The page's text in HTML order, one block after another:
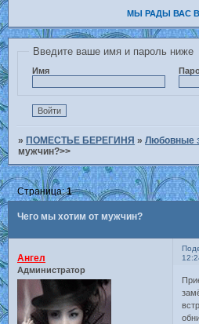
МЫ РАДЫ ВАС
Введите ваше имя и пароль ниже
Имя
»ПОМЕСТЬЕ БЕРЕГИНЯ »Любовные
мужчин?>>
Чего мы хотим от мужчин?
Страница:1
Ангел
Администратор